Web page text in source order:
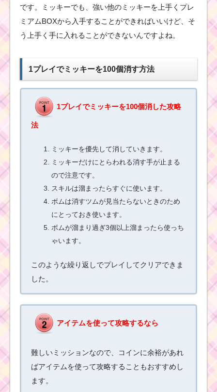
スキルを合計で
60回使うミッシ
ョンをクリアす
る方法
初心者がコインを1プレ
イで400枚稼ぐための
方法
万点を稼ぐための方法
合計70回フィーバーし
初心者が1プレイで50
です。ミッキーでも、強い他のミッキーを上手くプレ
ミアムBOXから入手することができればいいけど、そ
う上手く手に入れることができないんですよね。
1プレイでミッキーを100個消す方法
1プレイでミッキーを100個消した攻略
法
ミッキーを優先して消していきます。
ミッキーだけにとらわれる消す手が止まる
ので注意です。
スキルは溜まったらすぐに使います。
ボムは消すツムが見当たらないときのため
にとっておき使います。
ボムが溜まり過ぎ3個以上溜まったら使っち
ゃいます。
このような繰り返しでプレイしてクリアできま
した。
アイテムを使って攻略するなら
難しいミッションなので、コインに余裕があれ
ばアイテムを使って攻略することもおすすめし
ます。